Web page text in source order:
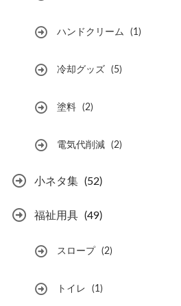
ハンドクリーム (1)
冷却グッズ (5)
塗料 (2)
電気代削減 (2)
小ネタ集 (52)
福祉用具 (49)
スロープ (2)
トイレ (1)